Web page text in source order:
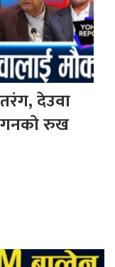
देउवा
रुख